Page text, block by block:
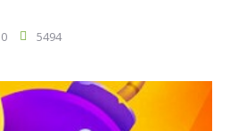
0 5494